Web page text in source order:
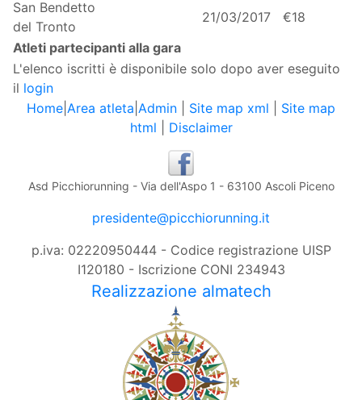
San Bendetto
del Tronto
21/03/2017
€18
Atleti partecipanti alla gara
L'elenco iscritti è disponibile solo dopo aver eseguito
il login
Home Area atleta Admin Site map xml
Site map
html
Disclaimer
Asd Picchiorunning - Via dell'Aspo 1 - 63100 Ascoli Piceno
presidente@picchiorunning.it
p.iva: 02220950444 - Codice registrazione UISP
I120180 - Iscrizione CONI 234943
Realizzazione almatech